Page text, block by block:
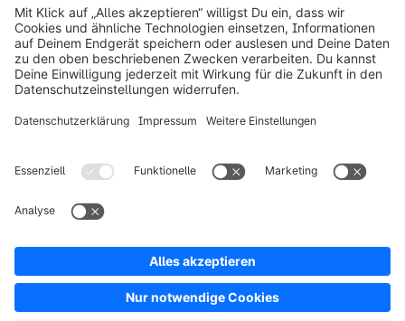
Produkt
Lösungen
Partner
Entwickler
Ressourcen